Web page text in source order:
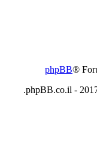
phpBB®